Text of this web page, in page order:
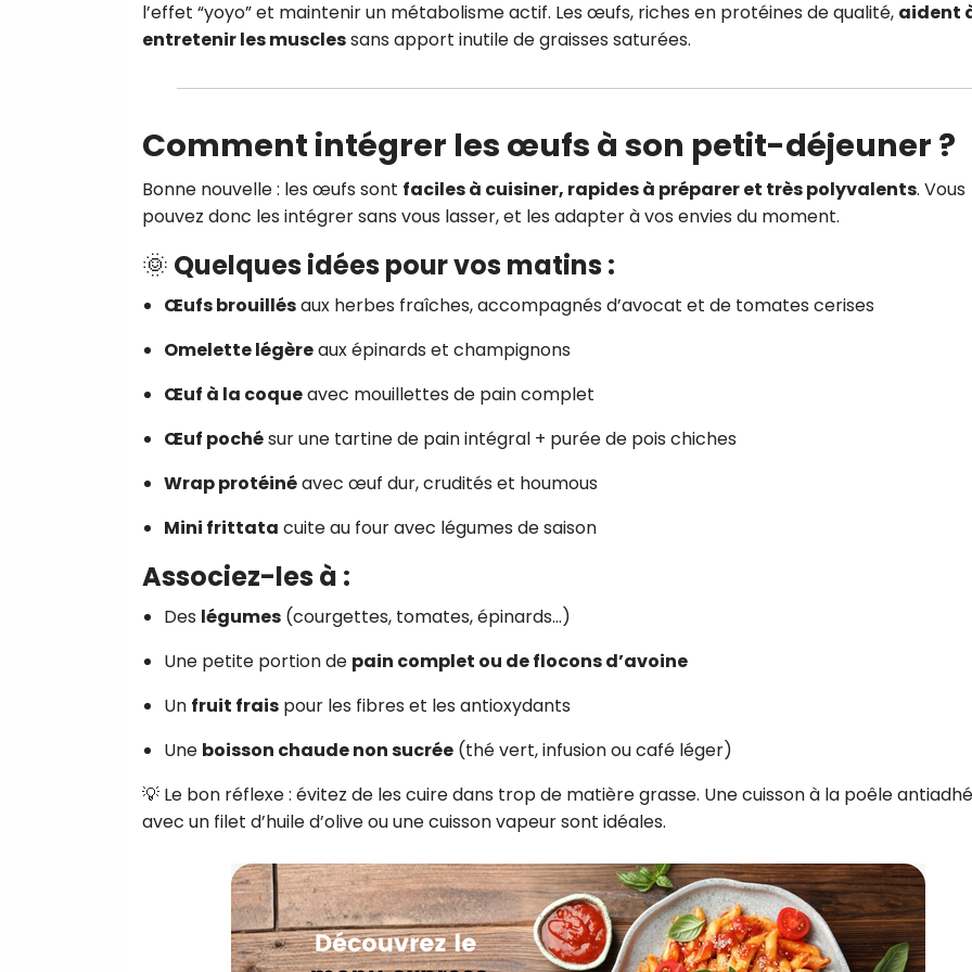
l’effet “yoyo” et maintenir un métabolisme actif. Les œufs, riches en protéines de qualité, aident
entretenir les musclessans apport inutile de graisses saturées.
Comment intégrer les œufs à son petit-déjeuner ?
Bonne nouvelle : les œufs sont faciles à cuisiner, rapides à préparer et très polyvalents. Vous
pouvez donc les intégrer sans vous lasser, et les adapter à vos envies du moment.
🌞 Quelques idées pour vos matins :
Œufs brouillésaux herbes fraîches, accompagnés d’avocat et de tomates cerises
Omelette légèreaux épinards et champignons
Œuf à la coqueavec mouillettes de pain complet
Œuf pochésur une tartine de pain intégral + purée de pois chiches
Wrap protéinéavec œuf dur, crudités et houmous
Mini frittata cuite au four avec légumes de saison
Associez-les à :
Des légumes (courgettes, tomates, épinards…)
Une petite portion de pain complet ou de flocons d’avoine
Un fruit frais pour les fibres et les antioxydants
Une boisson chaude non sucrée (thé vert, infusion ou café léger)
💡 Le bon réflexe : évitez de les cuire dans trop de matière grasse. Une cuisson à la poêle
avec un filet d’huile d’olive ou une cuisson vapeur sont idéales.